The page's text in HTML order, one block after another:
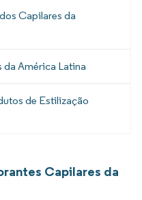
Capilares da
América Latina
de Estilização
Capilares da